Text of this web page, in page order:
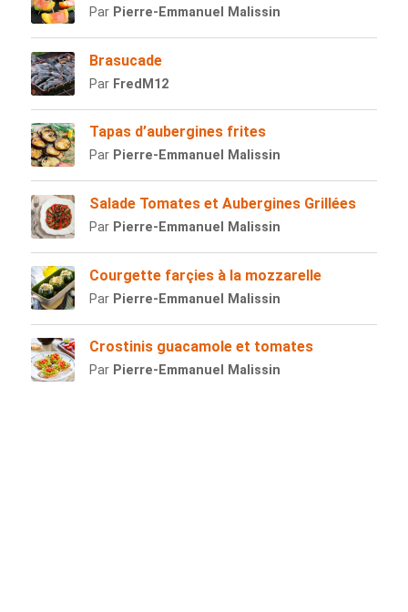
Par Pierre-Emmanuel Malissin
Brasucade
Par FredM12
Tapas d’aubergines frites
Par Pierre-Emmanuel Malissin
Salade Tomates et Aubergines Grillées
Par Pierre-Emmanuel Malissin
Courgette farçies à la mozzarelle
Par Pierre-Emmanuel Malissin
Crostinis guacamole et tomates
Par Pierre-Emmanuel Malissin